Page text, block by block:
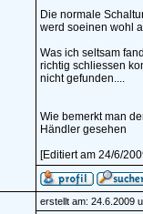
Die normale
werd soeinen wohl
Was ich seltsam
richtig schliessen
nicht gefunden....
Wie bemerkt man
Händler gesehen
[Editiert am 24/6/
erstellt am: 24.6.2009